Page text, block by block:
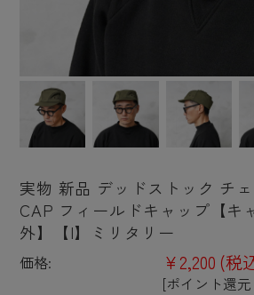
実物 新品 デッドストック チ
CAP フィールドキャップ【キ
外】【I】ミリタリー
価格: ¥2,200 (税
[ポイント還